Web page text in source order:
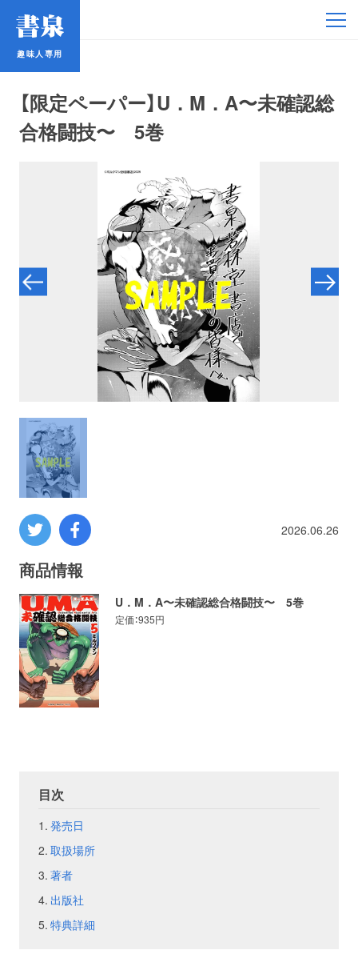
趣味人専用
【限定ペーパー】U．M．A〜未確認総
合格闘技〜 5巻
2026.06.26
商品情報
U．M．A〜未確認総合格闘技〜 5巻
定価：935円
目次
発売日
取扱場所
著者
出版社
特典詳細
趣味人専用
鉄道・バス
コミック・ラノベ
プロレス
数学
コンピューター
ミリタリー
その他
イベント
フェア
会社概要